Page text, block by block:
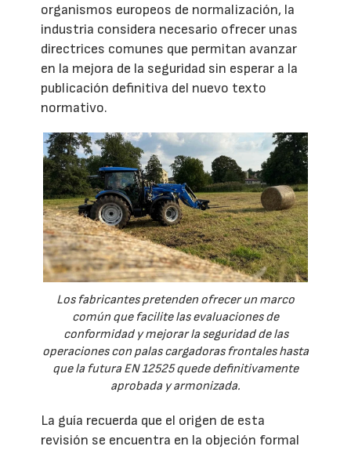
organismos europeos de normalización, la
industria considera necesario ofrecer unas
directrices comunes que permitan avanzar
en la mejora de la seguridad sin esperar a la
publicación definitiva del nuevo texto
normativo.
Los fabricantes pretenden ofrecer un marco
común que facilite las evaluaciones de
conformidad y mejorar la seguridad de las
operaciones con palas cargadoras frontales hasta
que la futura EN 12525 quede definitivamente
aprobada y armonizada.
La guía recuerda que el origen de esta
revisión se encuentra en la objeción formal